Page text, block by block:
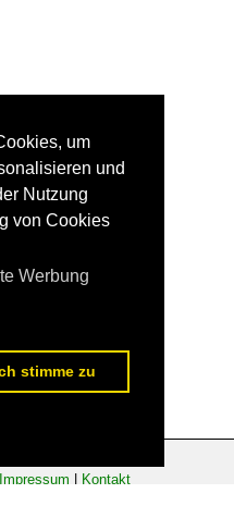
Impressum Kontakt
um
und
Nutzung
von Cookies
Werbung
stimme zu